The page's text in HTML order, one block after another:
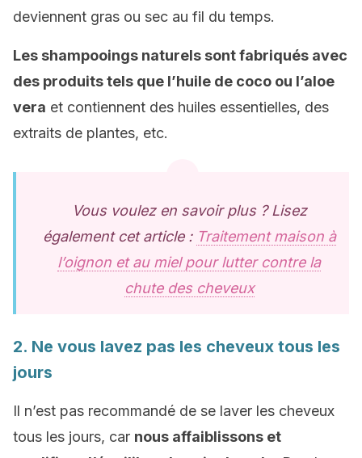
deviennent gras ou sec au fil du temps.
Les shampooings naturels sont fabriqués avec
des produits tels que l’huile de coco ou l’aloe
vera et contiennent des huiles essentielles, des
extraits de plantes, etc.
Vous voulez en savoir plus ? Lisez
également cet article : Traitement maison à
l’oignon et au miel pour lutter contre la
chute des cheveux
2. Ne vous lavez pas les cheveux tous les
jours
Il n’est pas recommandé de se laver les cheveux
tous les jours, car nous affaiblissons et